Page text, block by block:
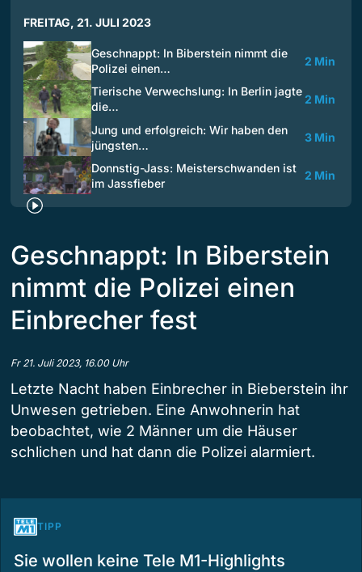
FREITAG, 21. JULI 2023
Geschnappt: In Biberstein nimmt die
Polizei einen…
2 Min
Tierische Verwechslung: In Berlin jagte
die…
2 Min
Jung und erfolgreich: Wir haben den
jüngsten…
3 Min
Donnstig-Jass: Meisterschwanden ist
im Jassfieber
2 Min
Geschnappt: In Biberstein
nimmt die Polizei einen
Einbrecher fest
Fr 21. Juli 2023, 16.00 Uhr
Letzte Nacht haben Einbrecher in Bieberstein ihr
Unwesen getrieben. Eine Anwohnerin hat
beobachtet, wie 2 Männer um die Häuser
schlichen und hat dann die Polizei alarmiert.
TIPP
Sie wollen keine Tele M1-Highlights